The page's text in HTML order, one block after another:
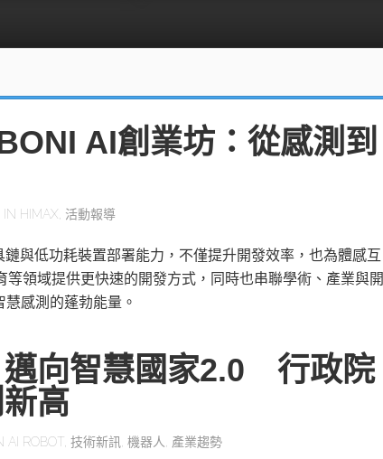
器人的關鍵
AI創業坊：從感測到
IN HIMAX 活動報導
與低功耗裝置部署能力，不僅提升開發效率，也為體感互
領域提供更快速的開發方式，同時也串聯學術、產業與開
感測的蓬勃能量。
邁向智慧國家2.0 行政院
高
AI ROBOT 技術新訊 機器人 產業趨勢